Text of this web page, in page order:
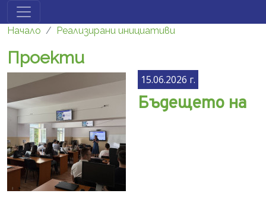
Премини към основното съдържание
Начало Реализирани инициативи
Проекти
15.06.2026 г.
Бъдещето на